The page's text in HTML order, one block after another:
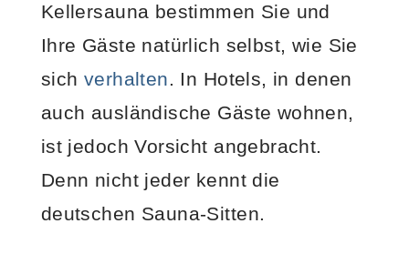
Kellersauna bestimmen Sie und
Ihre Gäste natürlich selbst, wie Sie
sich verhalten. In Hotels, in denen
auch ausländische Gäste wohnen,
ist jedoch Vorsicht angebracht.
Denn nicht jeder kennt die
deutschen Sauna-Sitten.